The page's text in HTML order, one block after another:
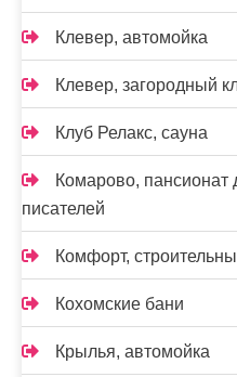
Клевер, автомойка
Клевер, загородный
Клуб Релакс, сауна
Комарово, пансионат
писателей
Комфорт,
Кохомские бани
Крылья, автомойка